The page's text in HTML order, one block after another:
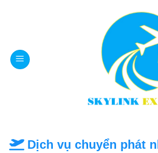
dung
Dịch vụ chuyển phát